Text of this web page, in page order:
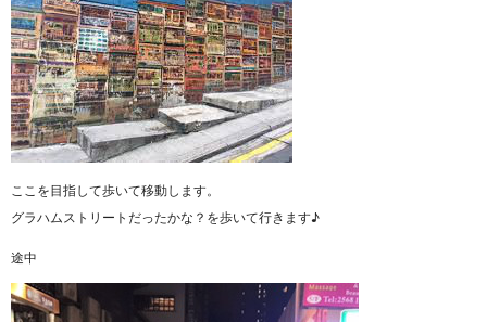
ここを目指して歩いて移動します。
グラハムストリートだったかな？を歩いて行きます♪
途中